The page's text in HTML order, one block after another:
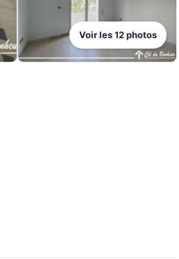
Voir les12photos